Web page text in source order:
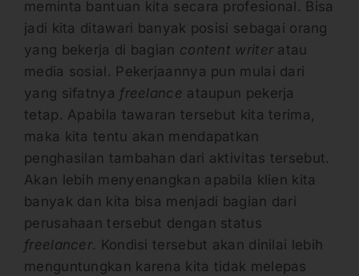
meminta bantuan kita secara profesional. Bisa
jadi kita ditawari banyak posisi sebagai orang
yang bekerja di bagian content writer atau
media sosial. Pekerjaannya pun mulai dari
yang sifatnya freelance ataupun pekerja
tetap. Apabila tawaran tersebut kita terima,
maka kita tentu akan mendapatkan
penghasilan tambahan dari aktivitas tersebut.
Akan lebih menyenangkan apabila klien kita
banyak dan kita bisa menjadi bagian dari
perusahaan tersebut dengan status
freelancer. Kondisi tersebut akan dinilai lebih
menguntungkan karena kita tidak melepas